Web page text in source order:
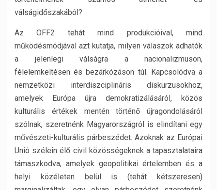
válságidőszakából?
Az OFF2 tehát mind produkcióival, mind
működésmódjával azt kutatja, milyen válaszok adhatók
a jelenlegi válságra a nacionalizmuson,
félelemkeltésen és bezárkózáson túl. Kapcsolódva a
nemzetközi interdiszciplináris diskurzusokhoz,
amelyek Európa újra demokratizálásáról, közös
kulturális értékek mentén történő újragondolásáról
szólnak, szeretnénk Magyarországról is elindítani egy
művészeti-kulturális párbeszédet. Azoknak az Európai
Unió szélein élő civil közösségeknek a tapasztalataira
támaszkodva, amelyek geopolitikai értelemben és a
helyi közéleten belül is (tehát kétszeresen)